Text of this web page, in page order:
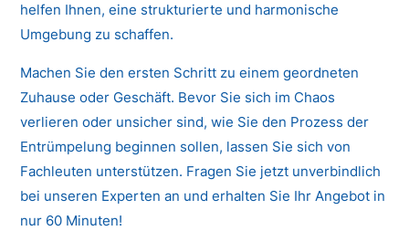
helfen Ihnen, eine strukturierte und harmonische
Umgebung zu schaffen.
Machen Sie den ersten Schritt zu einem geordneten
Zuhause oder Geschäft. Bevor Sie sich im Chaos
verlieren oder unsicher sind, wie Sie den Prozess der
Entrümpelung beginnen sollen, lassen Sie sich von
Fachleuten unterstützen. Fragen Sie jetzt unverbindlich
bei unseren Experten an und erhalten Sie Ihr Angebot in
nur 60 Minuten!